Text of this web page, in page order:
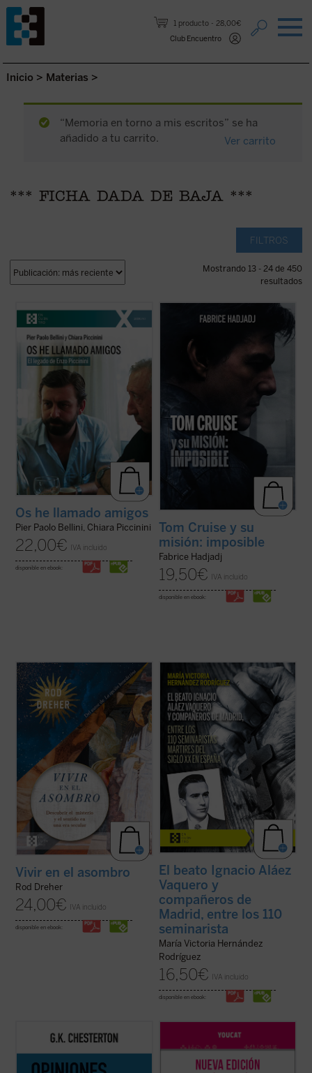
1 producto
28,00€
Club Encuentro
Saltar al contenido.
Inicio > Materias >
“Memoria en torno a mis escritos” se ha
añadido a tu carrito.
Ver carrito
*** FICHA DADA DE BAJA ***
FILTROS
Mostrando 13 - 24 de 450
resultados
¿Quién era Enzo Piccinini, el cirujano que
murió trágicamente en un accidente de
Giussani e incansable impulsor de
numerosas iniciativas religiosas, sociales y
culturales en su región de Emilia Romaña y
(ver ficha)
Os he llamado amigos
Pier Paolo Bellini, Chiara Piccinini
22,00€ IVA incluido
disponible en ebook:
cine. Cuando un actor se convierte en
inevitablemente refleja algo de su época.
Por eso, al hablar de Tom, hablamos
filosofía, teología y ...
(ver ficha)
Tom Cruise y su
misión: imposible
Fabrice Hadjadj
19,50€ IVA incluido
disponible en ebook:
Rod Dreher narra cómo Occidente fue
perdiendo su capacidad de asombrarse,
cómo se «desencantó», y muestra, con
ejemplos concretos y profundamente
humanos, que ese encantamiento no ha
desaparecido: simplemente hemos
olvidado el sentido de la ...
(ver ficha)
Vivir en el asombro
Rod Dreher
24,00€ IVA incluido
disponible en ebook:
La beatificación de estos 11 mártires, en
2026, coincide con el noventa aniversario
de la explosión sangrienta, en 1936, de la
persecución del siglo XX en España. La
postuladora de su Causa de beatificación
presenta aquí una breve pero ...
(ver ficha)
El beato Ignacio Aláez
Vaquero y
compañeros de
Madrid, entre los 110
seminarista
María Victoria Hernández
Rodríguez
16,50€ IVA incluido
disponible en ebook:
Esta publicación contiene artículos
dedicados a temas habituales como la
implicación en casos de corrupción del
Basado en casi mil preguntas de jóvenes
sacerdotes, matrimonios y teólogos, este
libro acompaña a la pareja antes, durante y
después de la preparación matrimonial,